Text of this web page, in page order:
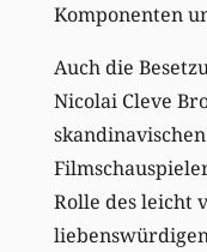
Komponenten
Auch die
Nicolai Cleve
Rolle des leicht